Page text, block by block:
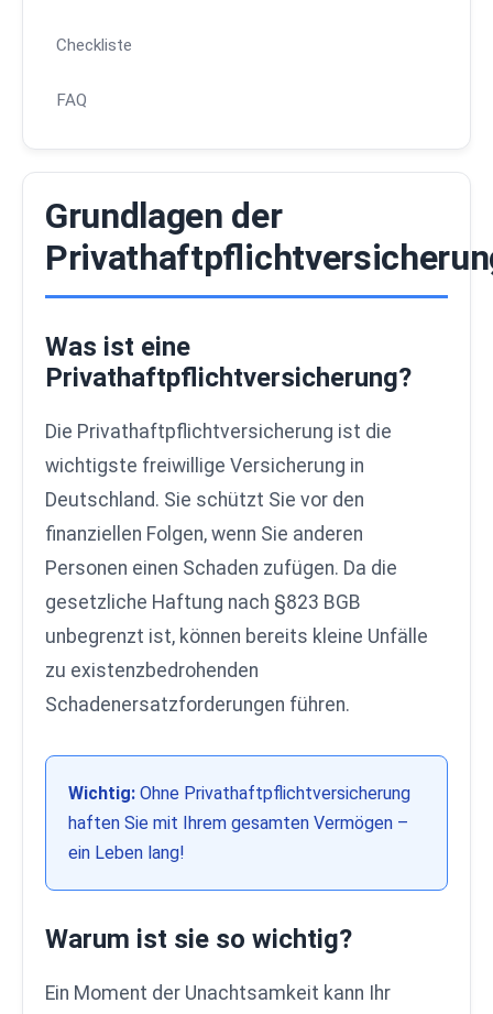
Checkliste
FAQ
Grundlagen der
Was ist eine
Privathaftpflichtversicherung?
Die Privathaftpflichtversicherung ist die
wichtigste freiwillige Versicherung in
Deutschland. Sie schützt Sie vor den
finanziellen Folgen, wenn Sie anderen
Personen einen Schaden zufügen. Da die
gesetzliche Haftung nach §823 BGB
unbegrenzt ist, können bereits kleine Unfälle
zu existenzbedrohenden
Schadenersatzforderungen führen.
Wichtig: Ohne Privathaftpflichtversicherung
haften Sie mit Ihrem gesamten Vermögen –
ein Leben lang!
Warum ist sie so wichtig?
Ein Moment der Unachtsamkeit kann Ihr